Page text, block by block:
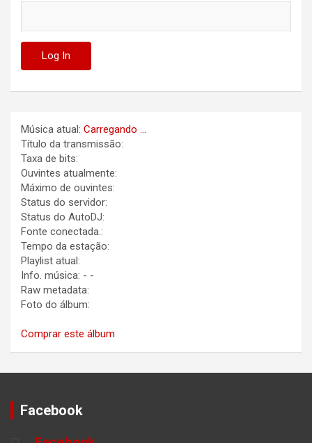
Música atual: Carregando ...
Título da transmissão:
Taxa de bits:
Ouvintes atualmente:
Máximo de ouvintes:
Status do servidor:
Status do AutoDJ:
Fonte conectada.:
Tempo da estação:
Playlist atual:
Info. música: - -
Raw metadata:
Foto do álbum:
Comprar este álbum
Facebook